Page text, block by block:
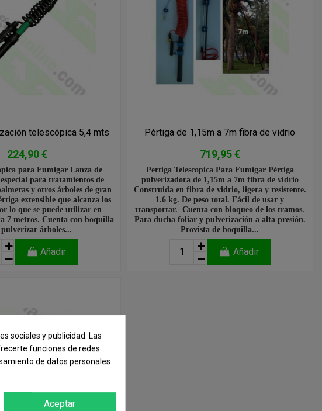
telescópica 5,4 mts
224,90 €
para Fumigar Lanza de
para tratamientos de
y otros árboles de gran
extensible que alcanza los
lo que se puede utilizar en
7 metros. Cuenta con boquilla
árboles...
Añadir
Pértiga de 1,15m a 7m fibra de vidrio
719,95 €
Pertiga Telescopica Para Fumigar Pértiga
pulverizadora de 1,15m a 7m fibra de vidrio
Construida en fibra de vidrio, ligera y resistente.
1.6 kg. De peso total. Fácil de usar y
transportar. Cuenta con bloqueo de los tramos.
Para ducha foliar y pulverización a alta presión.
Provista de boquilla...
Añadir
sociales y publicidad. Las
funciones de redes
de datos personales
Aceptar